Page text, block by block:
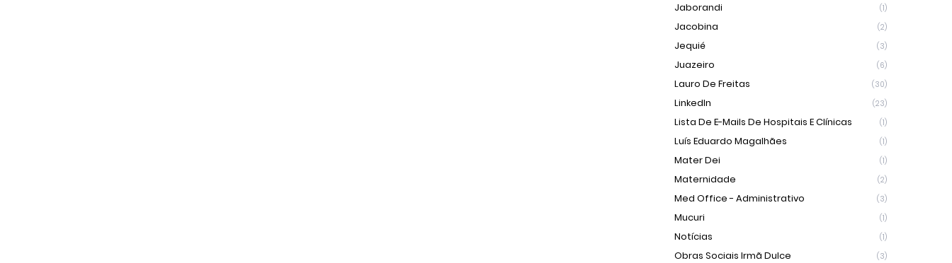
Jaborandi (1)
Jacobina (2)
Jequié (3)
Juazeiro (6)
Lauro De Freitas (30)
LinkedIn (23)
Lista De E-Mails De Hospitais E Clínicas (1)
Luís Eduardo Magalhães (1)
Mater Dei (1)
Maternidade (2)
Med Office - Administrativo (3)
Mucuri (1)
Notícias (1)
Obras Sociais Irmã Dulce (3)